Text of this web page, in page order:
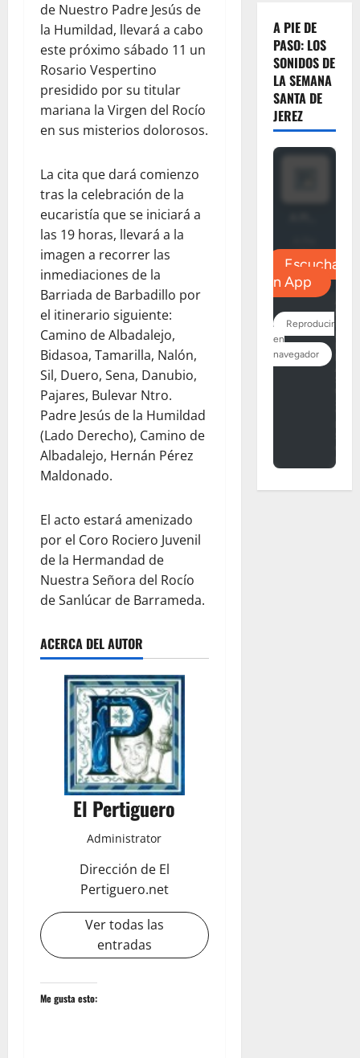
de Nuestro Padre Jesús de
la Humildad, llevará a cabo
este próximo sábado 11 un
Rosario Vespertino
presidido por su titular
mariana la Virgen del Rocío
en sus misterios dolorosos.
La cita que dará comienzo
tras la celebración de la
eucaristía que se iniciará a
las 19 horas, llevará a la
imagen a recorrer las
inmediaciones de la
Barriada de Barbadillo por
el itinerario siguiente:
Camino de Albadalejo,
Bidasoa, Tamarilla, Nalón,
Sil, Duero, Sena, Danubio,
Pajares, Bulevar Ntro.
Padre Jesús de la Humildad
(Lado Derecho), Camino de
Albadalejo, Hernán Pérez
Maldonado.
El acto estará amenizado
por el Coro Rociero Juvenil
de la Hermandad de
Nuestra Señora del Rocío
de Sanlúcar de Barrameda.
ACERCA DEL AUTOR
El Pertiguero
Administrator
Dirección de El
Pertiguero.net
Ver todas las
entradas
Me gusta esto:
A PIE DE
PASO: LOS
SONIDOS DE
LA SEMANA
SANTA DE
JEREZ